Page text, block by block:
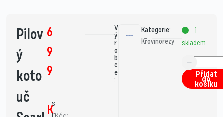
Pilov
ý
koto
uč
6
9
9
Ks
V
ý
r
o
b
c
e
:
Kategorie:
Křovinořezy
1
skladem
Přidat
do
košíku